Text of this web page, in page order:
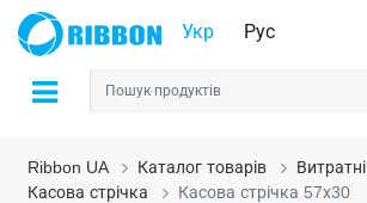
Укр Рус
Ribbon UA Каталог товарів
Касова стрічка
Касова стрічка 57х30